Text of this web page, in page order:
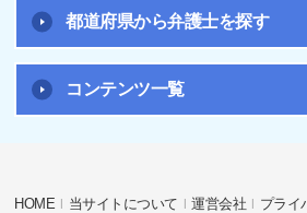
都道府県から弁護士を探す
コンテンツ一覧
HOME 当サイトについて 運営会社 プライ